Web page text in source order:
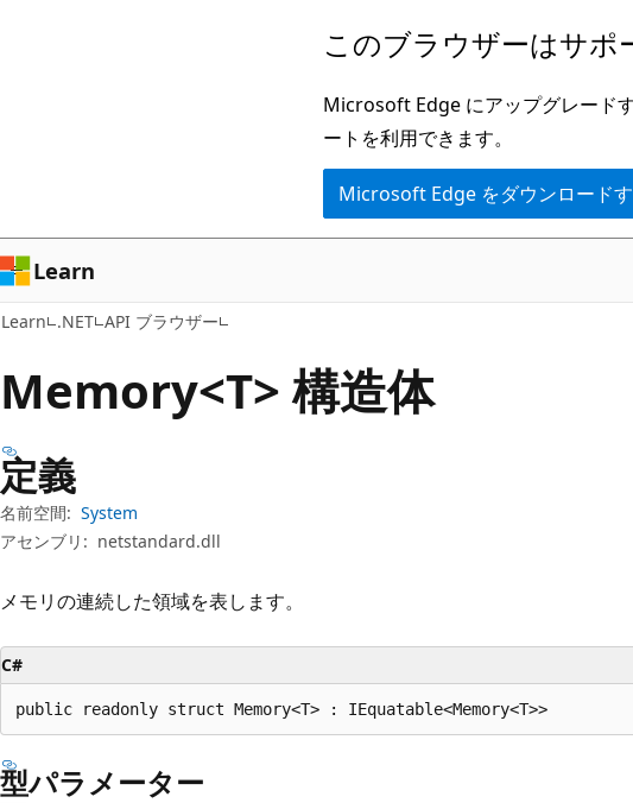
ン
ツ
に
ス
ッ
ゲ
ー
シ
ョ
に
キ
ッ
プ
このブラウザーはサポ
Microsoft Edge にアップグレード
ートを利用できます。
Microsoft Edge をダウンロード
Learn
Learn .NET API ブラウザー
Memory<T> 構造体
定義
名前空間: System
アセンブリ: netstandard.dll
メモリの連続した領域を表します。
C#
public readonly struct Memory<T> : IEquatable<Memory<T>>
型パラメーター